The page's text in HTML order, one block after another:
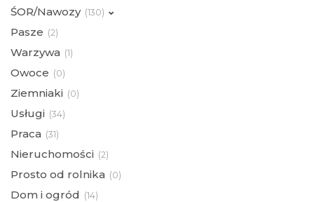
ŚOR/Nawozy (130)
Pasze (2)
Warzywa (1)
Owoce (0)
Ziemniaki (0)
Usługi (34)
Praca (31)
Nieruchomości (2)
Prosto od rolnika (0)
Dom i ogród (14)